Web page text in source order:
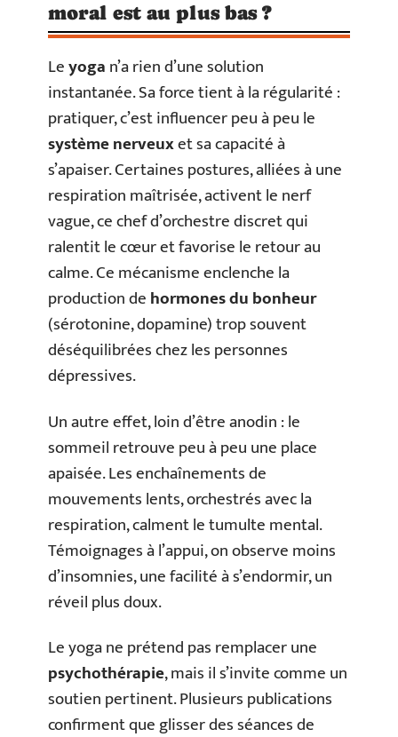
moral est au plus bas ?
Leyogan’a rien d’une solution
instantanée. Sa force tient à la régularité :
pratiquer, c’est influencer peu à peu le
système nerveuxet sa capacité à
s’apaiser. Certaines postures, alliées à une
respiration maîtrisée, activent le nerf
vague, ce chef d’orchestre discret qui
ralentit le cœur et favorise le retour au
calme. Ce mécanisme enclenche la
production dehormones du bonheur
(sérotonine, dopamine) trop souvent
déséquilibrées chez les personnes
dépressives.
Un autre effet, loin d’être anodin : le
sommeil retrouve peu à peu une place
apaisée. Les enchaînements de
mouvements lents, orchestrés avec la
respiration, calment le tumulte mental.
Témoignages à l’appui, on observe moins
d’insomnies, une facilité à s’endormir, un
réveil plus doux.
Le yoga ne prétend pas remplacer une
psychothérapie, mais il s’invite comme un
soutien pertinent. Plusieurs publications
confirment que glisser des séances de